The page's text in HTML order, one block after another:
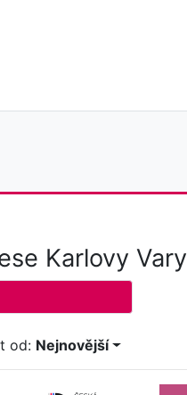
Karlovy Vary
od: Nejnovější